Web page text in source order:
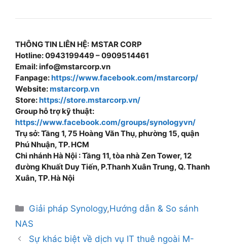
THÔNG TIN LIÊN HỆ: MSTAR CORP
Hotline: 0943199449 – 0909514461
Email:info@mstarcorp.vn
Fanpage:https://www.facebook.com/mstarcorp/
Website:mstarcorp.vn
Store:https://store.mstarcorp.vn/
Group hỗ trợ kỹ thuật:
https://www.facebook.com/groups/synologyvn/
Trụ sở: Tầng 1, 75 Hoàng Văn Thụ, phường 15, quận
Phú Nhuận, TP. HCM
Chi nhánh Hà Nội : Tầng 11, tòa nhà Zen Tower, 12
đường Khuất Duy Tiến, P.Thanh Xuân Trung, Q. Thanh
Xuân, TP. Hà Nội
Giải pháp Synology,Hướng dẫn & So sánh
NAS
Sự khác biệt về dịch vụ IT thuê ngoài M-